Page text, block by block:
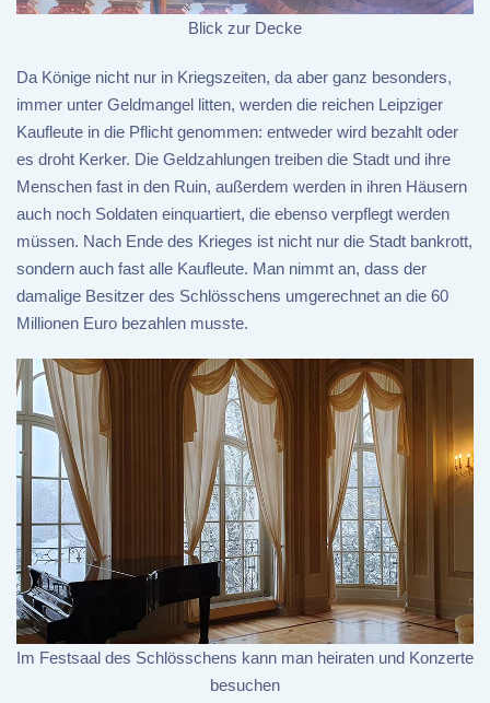
Blick zur Decke
Da Könige nicht nur in Kriegszeiten, da aber ganz besonders,
immer unter Geldmangel litten, werden die reichen Leipziger
Kaufleute in die Pflicht genommen: entweder wird bezahlt oder
es droht Kerker. Die Geldzahlungen treiben die Stadt und ihre
Menschen fast in den Ruin, außerdem werden in ihren Häusern
auch noch Soldaten einquartiert, die ebenso verpflegt werden
müssen. Nach Ende des Krieges ist nicht nur die Stadt bankrott,
sondern auch fast alle Kaufleute. Man nimmt an, dass der
damalige Besitzer des Schlösschens umgerechnet an die 60
Millionen Euro bezahlen musste.
Im Festsaal des Schlösschens kann man heiraten und Konzerte
besuchen